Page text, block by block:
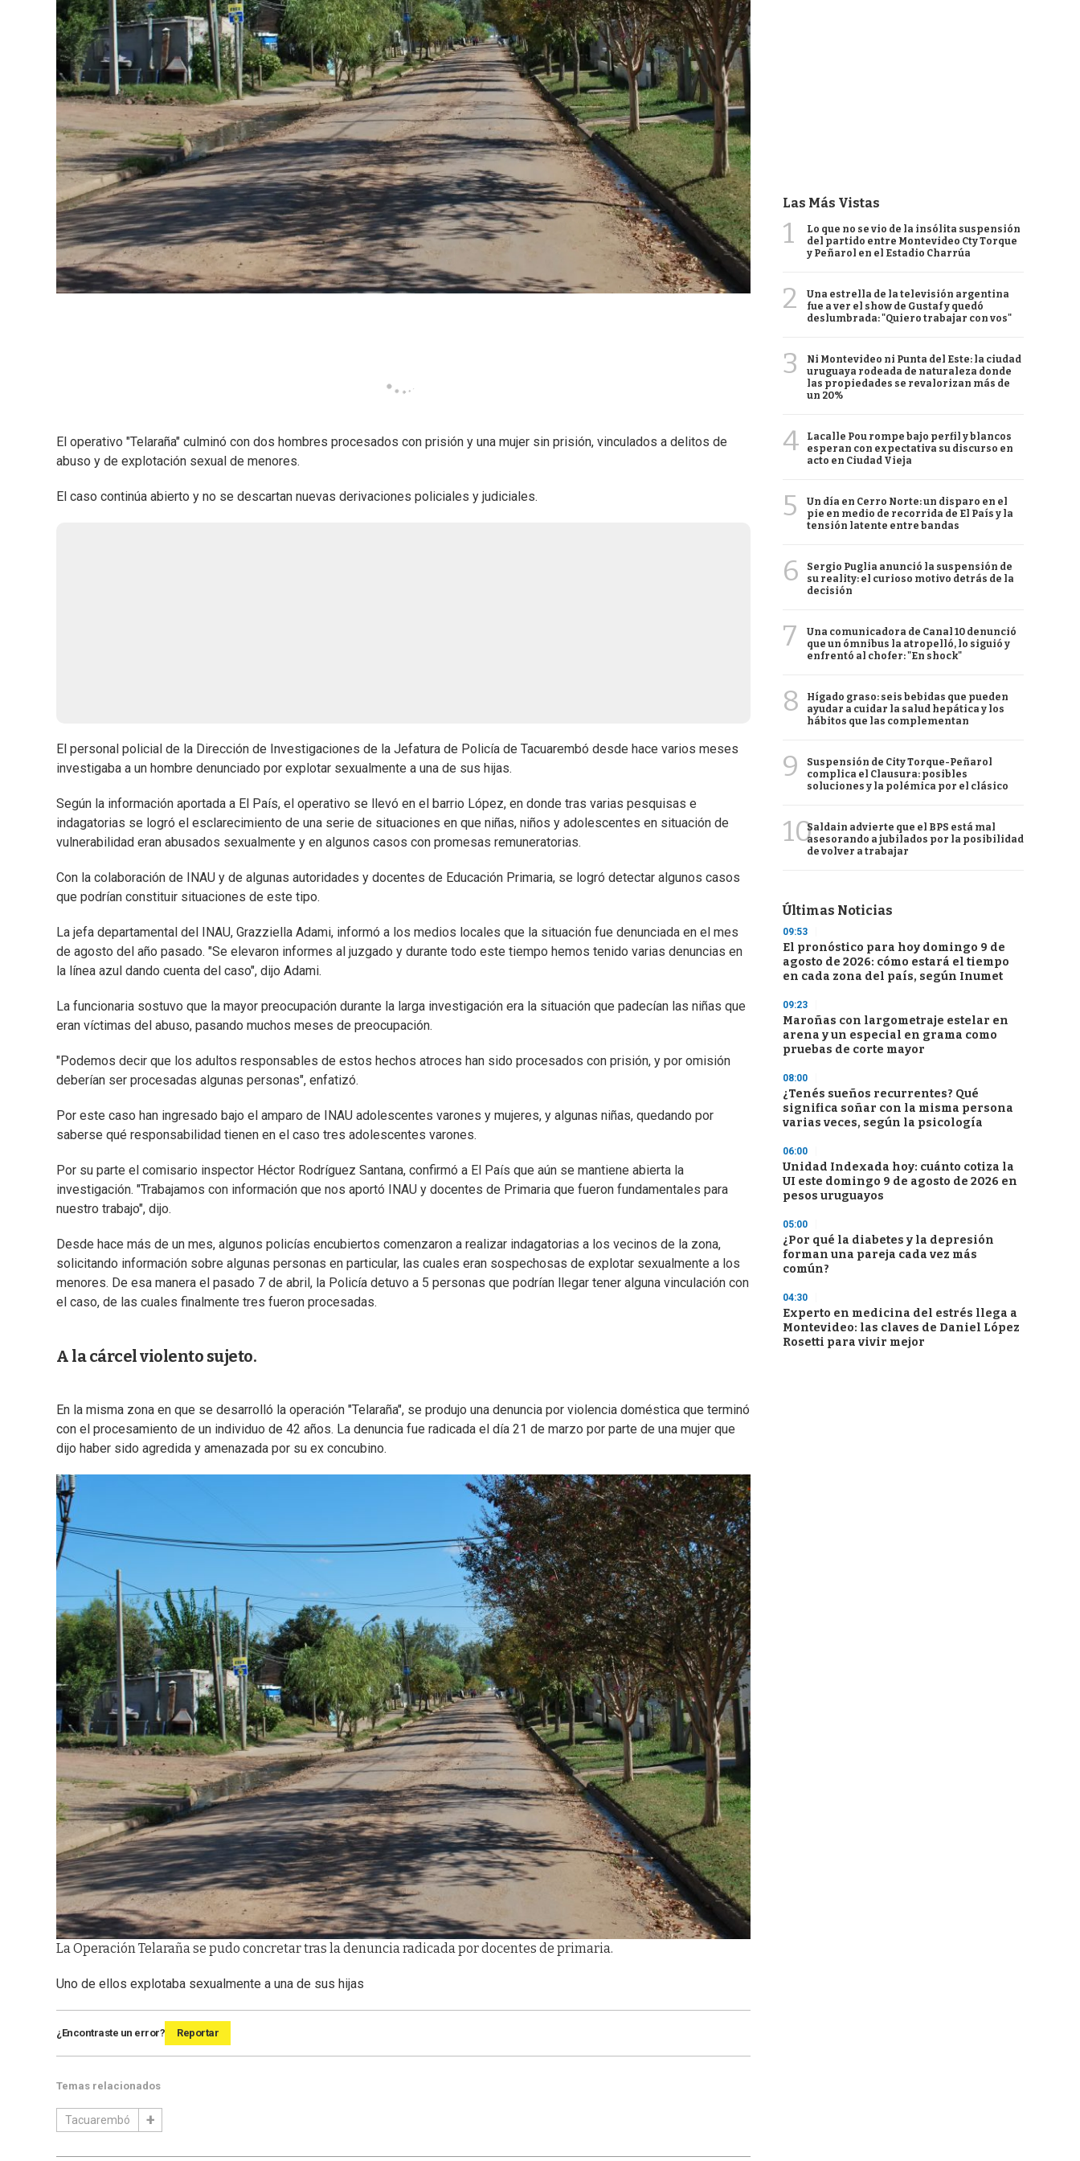
El operativo "Telaraña" culminó con dos hombres procesados con prisión y una mujer sin prisión, vinculados a delitos de
abuso y de explotación sexual de menores.
El caso continúa abierto y no se descartan nuevas derivaciones policiales y judiciales.
El personal policial de la Dirección de Investigaciones de la Jefatura de Policía de Tacuarembó desde hace varios meses
investigaba a un hombre denunciado por explotar sexualmente a una de sus hijas.
Según la información aportada a El País, el operativo se llevó en el barrio López, en donde tras varias pesquisas e
indagatorias se logró el esclarecimiento de una serie de situaciones en que niñas, niños y adolescentes en situación de
vulnerabilidad eran abusados sexualmente y en algunos casos con promesas remuneratorias.
Con la colaboración de INAU y de algunas autoridades y docentes de Educación Primaria, se logró detectar algunos casos
que podrían constituir situaciones de este tipo.
La jefa departamental del INAU, Grazziella Adami, informó a los medios locales que la situación fue denunciada en el mes
de agosto del año pasado. "Se elevaron informes al juzgado y durante todo este tiempo hemos tenido varias denuncias en
la línea azul dando cuenta del caso", dijo Adami.
La funcionaria sostuvo que la mayor preocupación durante la larga investigación era la situación que padecían las niñas que
eran víctimas del abuso, pasando muchos meses de preocupación.
"Podemos decir que los adultos responsables de estos hechos atroces han sido procesados con prisión, y por omisión
deberían ser procesadas algunas personas", enfatizó.
Por este caso han ingresado bajo el amparo de INAU adolescentes varones y mujeres, y algunas niñas, quedando por
saberse qué responsabilidad tienen en el caso tres adolescentes varones.
Por su parte el comisario inspector Héctor Rodríguez Santana, confirmó a El País que aún se mantiene abierta la
investigación. "Trabajamos con información que nos aportó INAU y docentes de Primaria que fueron fundamentales para
nuestro trabajo", dijo.
Desde hace más de un mes, algunos policías encubiertos comenzaron a realizar indagatorias a los vecinos de la zona,
solicitando información sobre algunas personas en particular, las cuales eran sospechosas de explotar sexualmente a los
menores. De esa manera el pasado 7 de abril, la Policía detuvo a 5 personas que podrían llegar tener alguna vinculación con
el caso, de las cuales finalmente tres fueron procesadas.
A la cárcel violento sujeto.
En la misma zona en que se desarrolló la operación "Telaraña", se produjo una denuncia por violencia doméstica que terminó
con el procesamiento de un individuo de 42 años. La denuncia fue radicada el día 21 de marzo por parte de una mujer que
dijo haber sido agredida y amenazada por su ex concubino.
La Operación Telaraña se pudo concretar tras la denuncia radicada por docentes de primaria.
Uno de ellos explotaba sexualmente a una de sus hijas
¿Encontraste un error? Reportar
Temas relacionados
Tacuarembó
Las Más Vistas
1
Lo que no se vio de la insólita suspensión
del partido entre Montevideo Cty Torque
y Peñarol en el Estadio Charrúa
2
Una estrella de la televisión argentina
fue a ver el show de Gustaf y quedó
deslumbrada: "Quiero trabajar con vos"
3
Ni Montevideo ni Punta del Este: la ciudad
uruguaya rodeada de naturaleza donde
las propiedades se revalorizan más de
un 20%
4
Lacalle Pou rompe bajo perfil y blancos
esperan con expectativa su discurso en
acto en Ciudad Vieja
5
Un día en Cerro Norte: un disparo en el
pie en medio de recorrida de El País y la
tensión latente entre bandas
6
Sergio Puglia anunció la suspensión de
su reality: el curioso motivo detrás de la
decisión
7
Una comunicadora de Canal 10 denunció
que un ómnibus la atropelló, lo siguió y
enfrentó al chofer: "En shock"
8
Hígado graso: seis bebidas que pueden
ayudar a cuidar la salud hepática y los
hábitos que las complementan
9
Suspensión de City Torque-Peñarol
complica el Clausura: posibles
soluciones y la polémica por el clásico
10Saldain advierte que el BPS está mal
asesorando a jubilados por la posibilidad
de volver a trabajar
Últimas Noticias
09:53
El pronóstico para hoy domingo 9 de
agosto de 2026: cómo estará el tiempo
en cada zona del país, según Inumet
09:23
Maroñas con largometraje estelar en
arena y un especial en grama como
pruebas de corte mayor
08:00
¿Tenés sueños recurrentes? Qué
significa soñar con la misma persona
varias veces, según la psicología
06:00
Unidad Indexada hoy: cuánto cotiza la
UI este domingo 9 de agosto de 2026 en
pesos uruguayos
05:00
¿Por qué la diabetes y la depresión
forman una pareja cada vez más
común?
04:30
Experto en medicina del estrés llega a
Montevideo: las claves de Daniel López
Rosetti para vivir mejor